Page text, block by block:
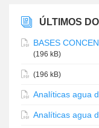
ÚLTIMOS
BASES
(196 kB)
(196 kB)
Analíticas agua
Analíticas agua